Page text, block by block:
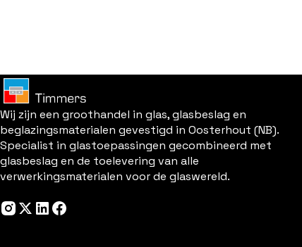
Wij zijn een groothandel in glas, glasbeslag en
beglazingsmaterialen gevestigd in Oosterhout (NB).
Specialist in glastoepassingen gecombineerd met
glasbeslag en de toelevering van alle
verwerkingsmaterialen voor de glaswereld.